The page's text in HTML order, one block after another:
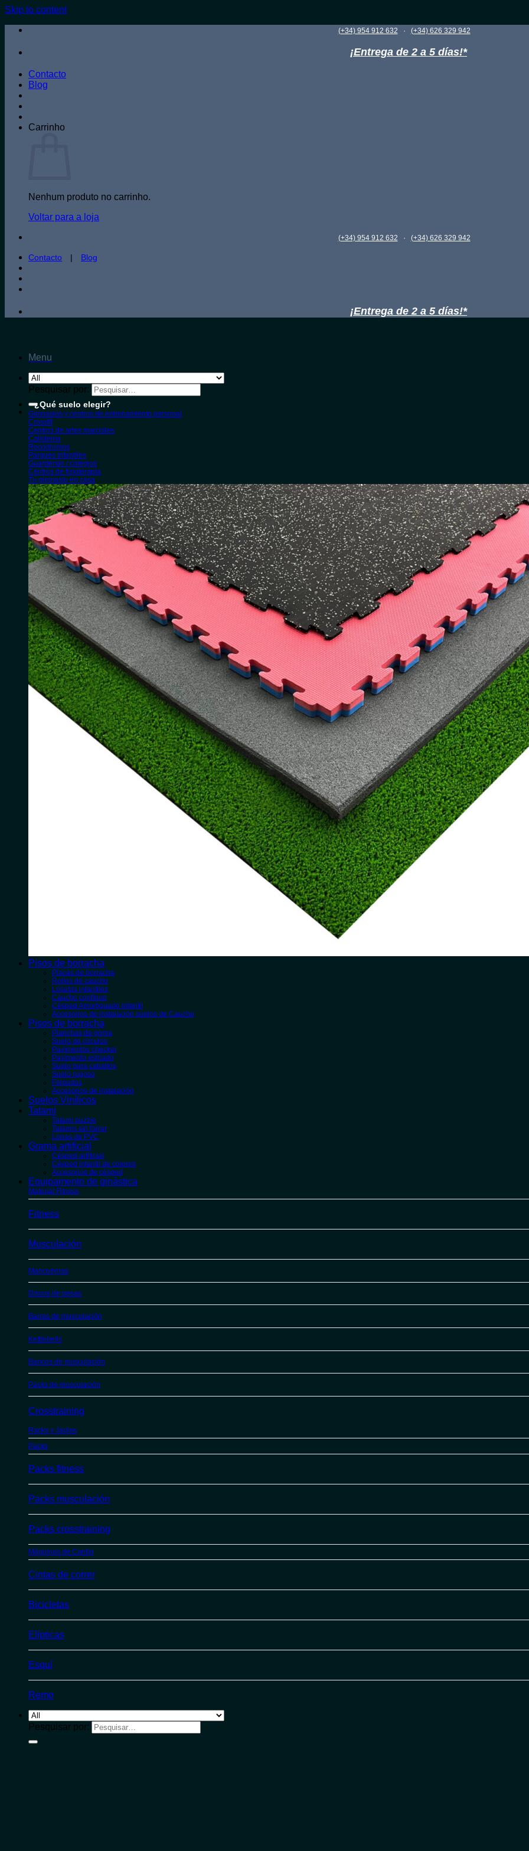
Skip to content
(+34) 954 912 632 · (+34) 626 329 942
¡Entrega de 2 a 5 días!*
Contacto
Blog
Carrinho
Nenhum produto no carrinho.
Voltar para a loja
(+34) 954 912 632 · (+34) 626 329 942
Contacto | Blog
¡Entrega de 2 a 5 días!*
Menu
Pesquisar por:
¿Qué suelo elegir?
Gimnasios y centros de entrenamiento personal
Crossfit
Centros de artes marciales
Calistenia
Rocódromos
Parques infantiles
Guarderías / colegios
Centros de fisioterapia
Tu gimnasio en casa
Pisos de borracha
Placas de borracha
Rollos de caucho
Losetas infantiles
Caucho contínuo
Césped Amortiguado Infantil
Accesorios de instalación suelos de Caucho
Pisos de borracha
Planchas de goma
Suelo de círculos
Pavimentos checker
Pavimento estriado
Suelo para caballos
Suelo rugoso
Felpudos
Accesorios de instalación
Suelos Vinílicos
Tatami
Tatami puzzle
Tatamis sin forrar
Lonas de PVC
Grama artificial
Césped artificial
Césped infantil de colores
Accesorios de césped
Equipamento de ginástica
Material Fitness
Fitness
Musculación
Mancuernas
Discos de pesas
Barras de musculación
Kettlebells
Bancos de musculación
Packs de musculación
Crosstraining
Racks y Jaulas
Packs
Packs fitness
Packs musculación
Packs crosstraining
Máquinas de Cardio
Cintas de correr
Bicicletas
Elípticas
Esquí
Remo
Pesquisar por: